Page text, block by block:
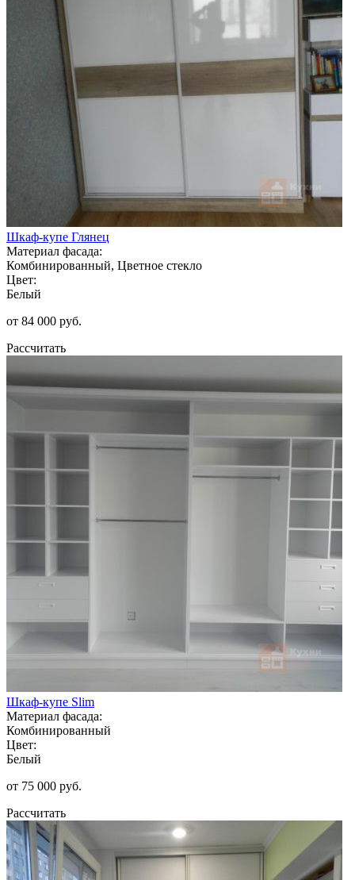
Шкаф-купе Глянец
Материал фасада:
Комбинированный, Цветное стекло
Цвет:
Белый
от 84 000 руб.
Рассчитать
Шкаф-купе Slim
Материал фасада:
Комбинированный
Цвет:
Белый
от 75 000 руб.
Рассчитать